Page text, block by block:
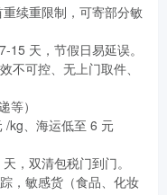
续重限制，可寄部分敏
天，节假日易延误。
不可控、无上门取件、
等）
/kg、海运低至 6 元
，双清包税门到门。
，敏感货（食品、化妆